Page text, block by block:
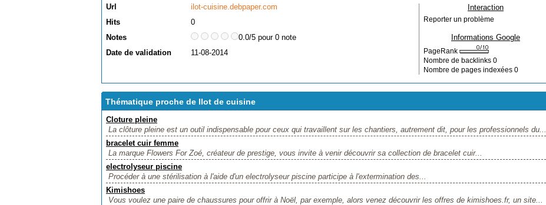
Url
ilot-cuisine.debpaper.com
Hits
0
Notes
0.0/5 pour 0 note
Date de validation
11-08-2014
Interaction
Reporter un problème
Informations Google
PageRank
Nombre de backlinks 0
Nombre de pages indexées 0
Thématique proche de Ilot de cuisine
Cloture pleine
La clôture pleine est un outil indispensable pour ceux qui travaillent sur les chantiers, autrement dit, pour les professionnels du...
bracelet cuir femme
La marque Flowers For Zoé, créateur de prestige, vous invite à venir découvrir sa collection de bracelet cuir...
electrolyseur piscine
Procéder à une stérilisation à l'aide d'un electrolyseur piscine participe à l'extermination des...
Kimishoes
Vous voulez une paire de chaussures pour offrir à Noël, par exemple, alors venez découvrir les offres de kimishoes.fr, un site...